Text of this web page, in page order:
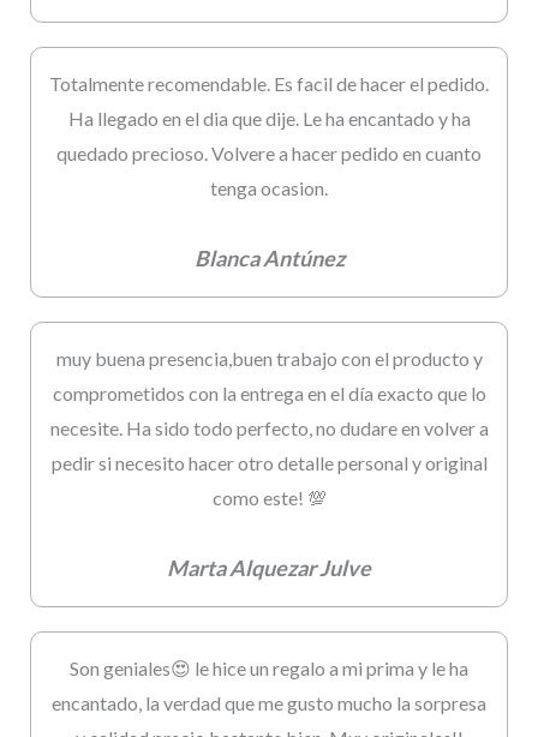
Totalmente recomendable. Es facil de hacer el pedido.
Ha llegado en el dia que dije. Le ha encantado y ha
quedado precioso. Volvere a hacer pedido en cuanto
tenga ocasion.
Blanca Antúnez
muy buena presencia,buen trabajo con el producto y
comprometidos con la entrega en el día exacto que lo
necesite. Ha sido todo perfecto, no dudare en volver a
pedir si necesito hacer otro detalle personal y original
como este! 💯
Marta Alquezar Julve
Son geniales😍 le hice un regalo a mi prima y le ha
encantado, la verdad que me gusto mucho la sorpresa